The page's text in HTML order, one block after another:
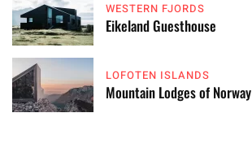
WESTERN FJORDS
Eikeland Guesthouse
LOFOTEN ISLANDS
Mountain Lodges of Norway